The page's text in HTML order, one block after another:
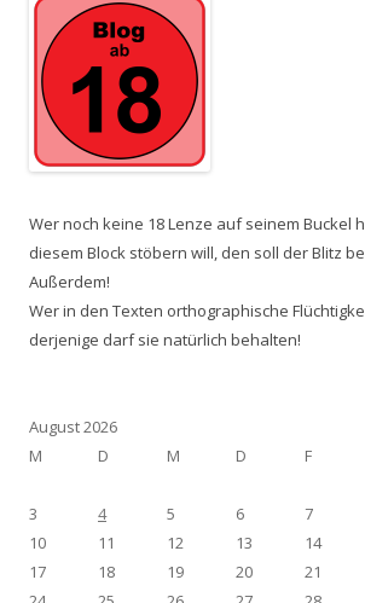
Wer noch keine 18 Lenze auf seinem Buckel
diesem Block stöbern will, den soll der Blitz
Außerdem!
Wer in den Texten orthographische
derjenige darf sie natürlich behalten!
August 2026
M
D M D F
3
4 5 6 7
10
11 12 13 14
17
18 19 20 21